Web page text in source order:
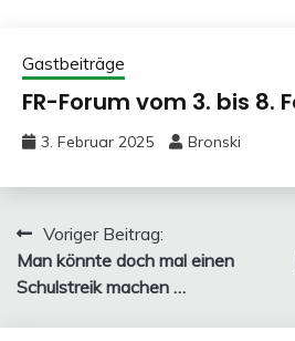
Gastbeiträge
FR-Forum vom 3. bis 8.
3. Februar 2025 Bronski
Beitragsnavigation
Voriger Beitrag:
Man könnte doch mal einen
Schulstreik machen …